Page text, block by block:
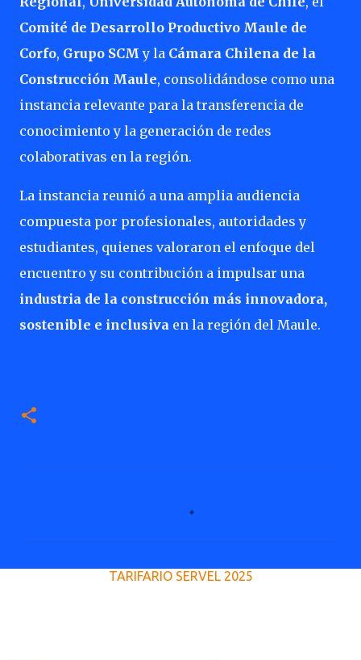
Comité de Desarrollo Productivo Maule de
Corfo, Grupo SCM y la Cámara Chilena de la
Construcción Maule, consolidándose como una
instancia relevante para la transferencia de
conocimiento y la generación de redes
colaborativas en la región.
La instancia reunió a una amplia audiencia
compuesta por profesionales, autoridades y
estudiantes, quienes valoraron el enfoque del
encuentro y su contribución a impulsar una
industria de la construcción más innovadora,
sostenible e inclusiva en la región del Maule.
TARIFARIO SERVEL 2025